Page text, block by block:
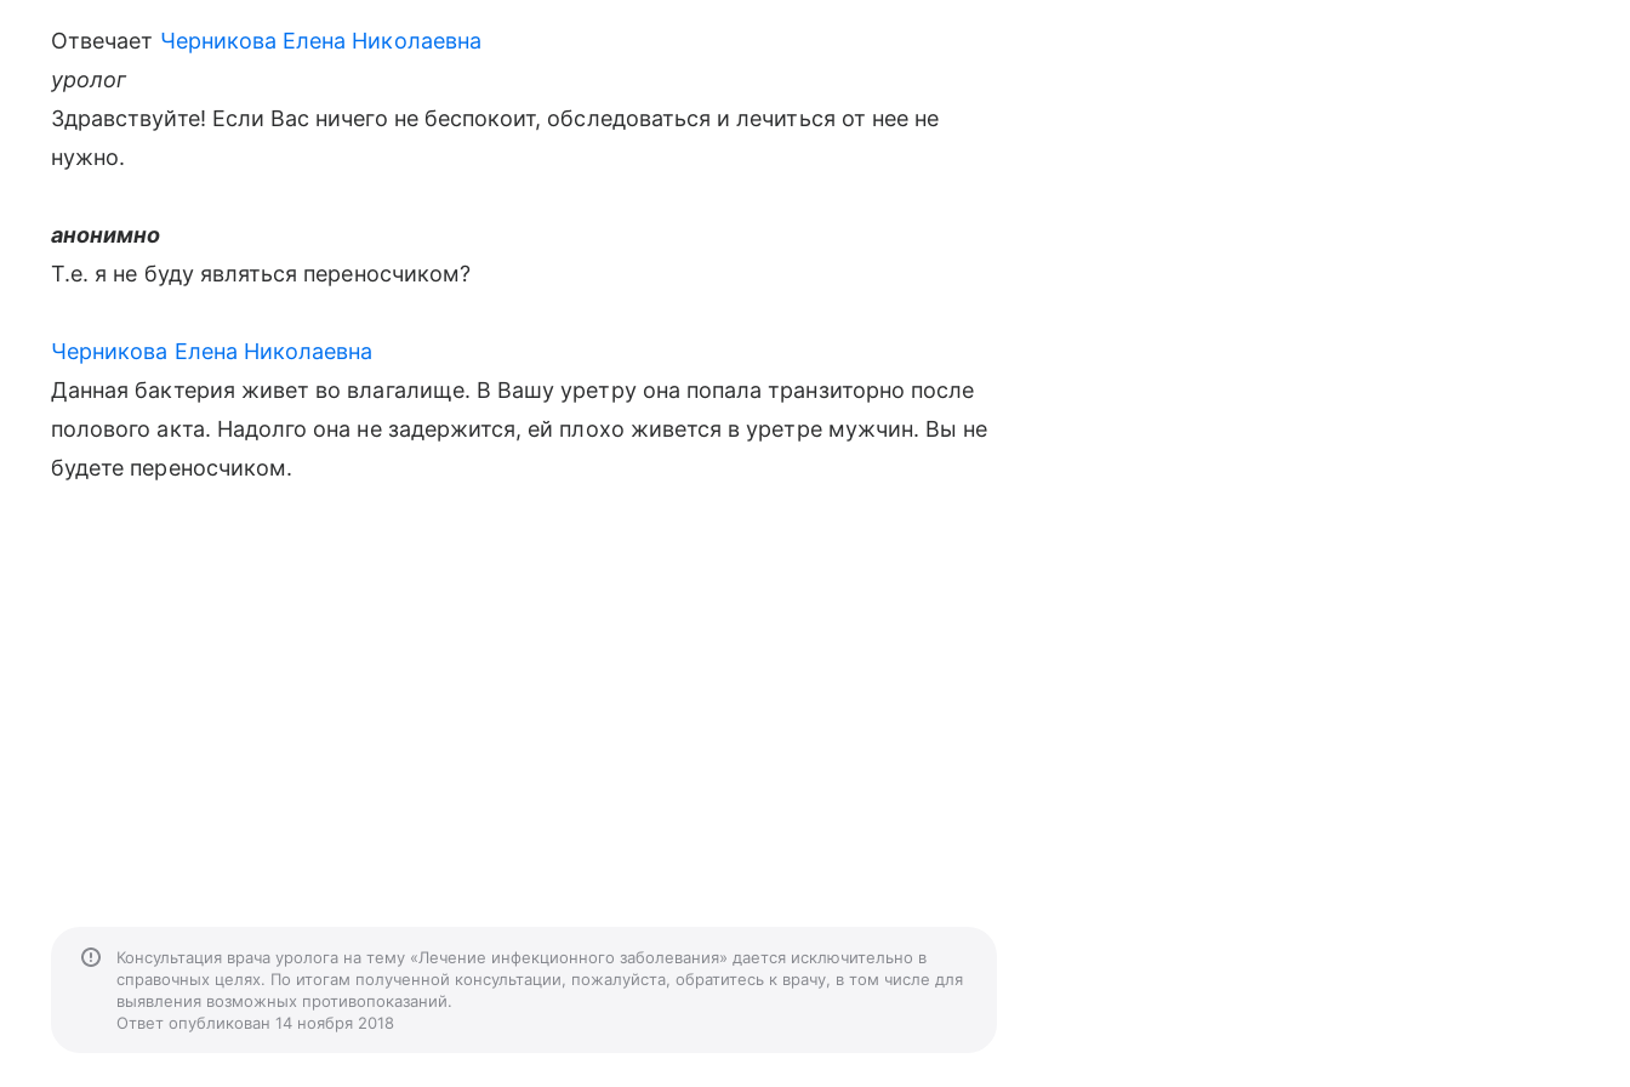
Отвечает Черникова Елена Николаевна
уролог
Здравствуйте! Если Вас ничего не беспокоит, обследоваться и лечиться от нее не
нужно.
анонимно
Т.е. я не буду являться переносчиком?
Черникова Елена Николаевна
Данная бактерия живет во влагалище. В Вашу уретру она попала транзиторно после
полового акта. Надолго она не задержится, ей плохо живется в уретре мужчин. Вы не
будете переносчиком.
Консультация врача уролога на тему «Лечение инфекционного заболевания» дается исключительно в
справочных целях. По итогам полученной консультации, пожалуйста, обратитесь к врачу, в том числе для
выявления возможных противопоказаний.
Ответ опубликован 14 ноября 2018